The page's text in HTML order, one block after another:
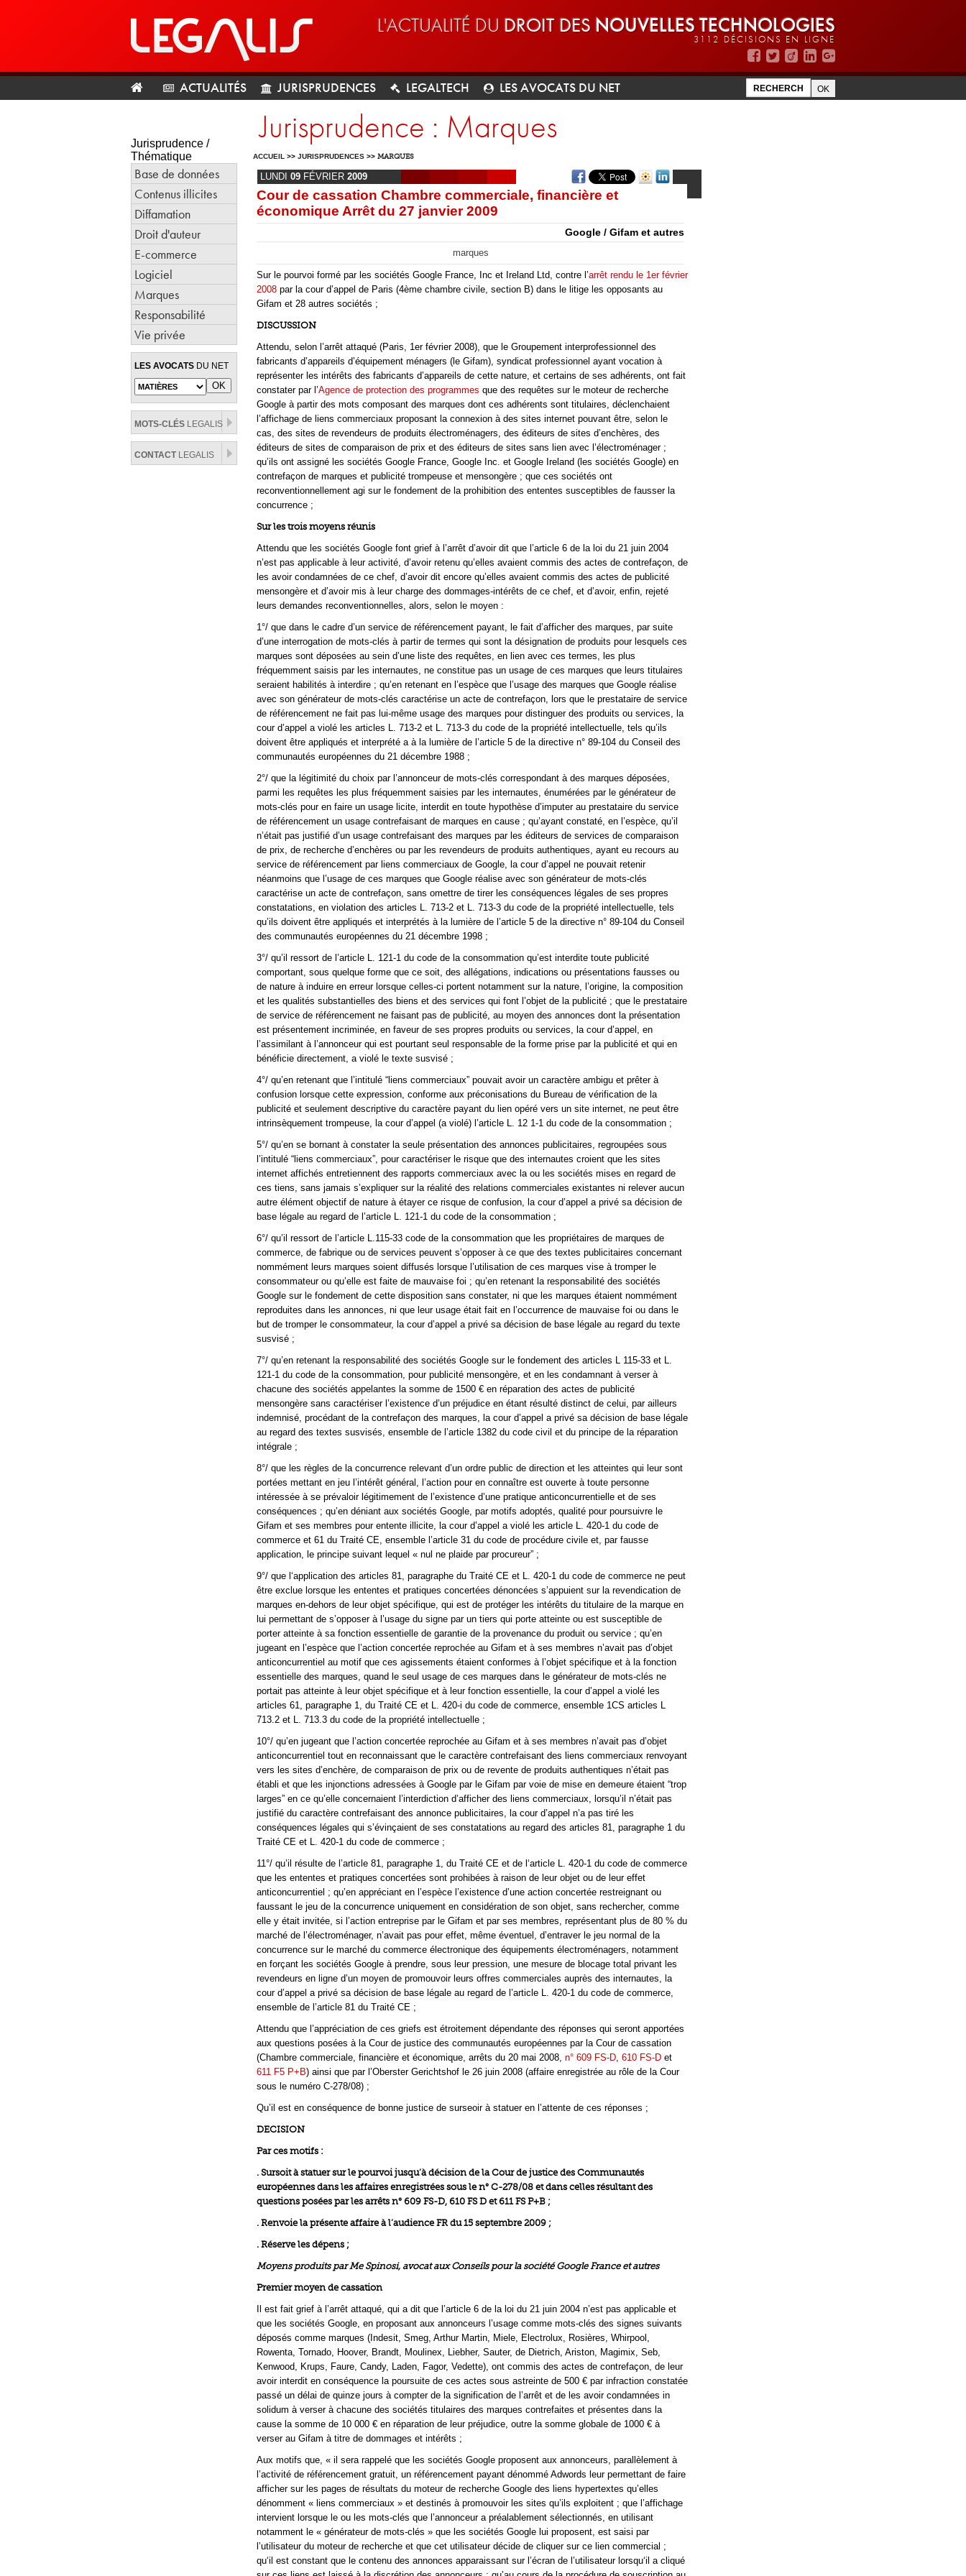
L'ACTUALITÉ DU DROIT DES NOUVELLES TECHNOLOGIES
3112 DÉCISIONS EN LIGNE
ACTUALITÉS JURISPRUDENCES LEGALTECH LES AVOCATS DU NET
Jurisprudence /
Thématique
Base de données
Contenus illicites
Diffamation
Droit d'auteur
E-commerce
Logiciel
Marques
Responsabilité
Vie privée
LES AVOCATS DU NET
MOTS-CLÉS LEGALIS
CONTACTLEGALIS
Jurisprudence : Marques
ACCUEIL >> JURISPRUDENCES >> MARQUES
LUNDI 09 FÉVRIER 2009
Cour de cassation Chambre commerciale, financière et
économique Arrêt du 27 janvier 2009
Google / Gifam et autres
marques
Sur le pourvoi formé par les sociétés Google France, Inc et Ireland Ltd, contre l’arrêt rendu le 1er février
2008 par la cour d’appel de Paris (4ème chambre civile, section B) dans le litige les opposants au
Gifam et 28 autres sociétés ;
DISCUSSION
Attendu, selon l’arrêt attaqué (Paris, 1er février 2008), que le Groupement interprofessionnel des
fabricants d’appareils d’équipement ménagers (le Gifam), syndicat professionnel ayant vocation à
représenter les intérêts des fabricants d’appareils de cette nature, et certains de ses adhérents, ont fait
constater par l’Agence de protection des programmes que des requêtes sur le moteur de recherche
Google à partir des mots composant des marques dont ces adhérents sont titulaires, déclenchaient
l’affichage de liens commerciaux proposant la connexion à des sites internet pouvant être, selon le
cas, des sites de revendeurs de produits électroménagers, des éditeurs de sites d’enchères, des
éditeurs de sites de comparaison de prix et des éditeurs de sites sans lien avec l’électroménager ;
qu’ils ont assigné les sociétés Google France, Google Inc. et Google Ireland (les sociétés Google) en
contrefaçon de marques et publicité trompeuse et mensongère ; que ces sociétés ont
reconventionnellement agi sur le fondement de la prohibition des ententes susceptibles de fausser la
concurrence ;
Sur les trois moyens réunis
Attendu que les sociétés Google font grief à l’arrêt d’avoir dit que l’article 6 de la loi du 21 juin 2004
n’est pas applicable à leur activité, d’avoir retenu qu’elles avaient commis des actes de contrefaçon, de
les avoir condamnées de ce chef, d’avoir dit encore qu’elles avaient commis des actes de publicité
mensongère et d’avoir mis à leur charge des dommages-intérêts de ce chef, et d’avoir, enfin, rejeté
leurs demandes reconventionnelles, alors, selon le moyen :
1°/ que dans le cadre d’un service de référencement payant, le fait d’afficher des marques, par suite
d’une interrogation de mots-clés à partir de termes qui sont la désignation de produits pour lesquels ces
marques sont déposées au sein d’une liste des requêtes, en lien avec ces termes, les plus
fréquemment saisis par les internautes, ne constitue pas un usage de ces marques que leurs titulaires
seraient habilités à interdire ; qu’en retenant en l’espèce que l’usage des marques que Google réalise
avec son générateur de mots-clés caractérise un acte de contrefaçon, lors que le prestataire de service
de référencement ne fait pas lui-même usage des marques pour distinguer des produits ou services, la
cour d’appel a violé les articles L. 713-2 et L. 713-3 du code de la propriété intellectuelle, tels qu’ils
doivent être appliqués et interprété a à la lumière de l’article 5 de la directive n° 89-104 du Conseil des
communautés européennes du 21 décembre 1988 ;
2°/ que la légitimité du choix par l’annonceur de mots-clés correspondant à des marques déposées,
parmi les requêtes les plus fréquemment saisies par les internautes, énumérées par le générateur de
mots-clés pour en faire un usage licite, interdit en toute hypothèse d’imputer au prestataire du service
de référencement un usage contrefaisant de marques en cause ; qu’ayant constaté, en l’espèce, qu’il
n’était pas justifié d’un usage contrefaisant des marques par les éditeurs de services de comparaison
de prix, de recherche d’enchères ou par les revendeurs de produits authentiques, ayant eu recours au
service de référencement par liens commerciaux de Google, la cour d’appel ne pouvait retenir
néanmoins que l’usage de ces marques que Google réalise avec son générateur de mots-clés
caractérise un acte de contrefaçon, sans omettre de tirer les conséquences légales de ses propres
constatations, en violation des articles L. 713-2 et L. 713-3 du code de la propriété intellectuelle, tels
qu’ils doivent être appliqués et interprétés à la lumière de l’article 5 de la directive n° 89-104 du Conseil
des communautés européennes du 21 décembre 1998 ;
3°/ qu’il ressort de l’article L. 121-1 du code de la consommation qu’est interdite toute publicité
comportant, sous quelque forme que ce soit, des allégations, indications ou présentations fausses ou
de nature à induire en erreur lorsque celles-ci portent notamment sur la nature, l’origine, la composition
et les qualités substantielles des biens et des services qui font l’objet de la publicité ; que le prestataire
de service de référencement ne faisant pas de publicité, au moyen des annonces dont la présentation
est présentement incriminée, en faveur de ses propres produits ou services, la cour d’appel, en
l’assimilant à l’annonceur qui est pourtant seul responsable de la forme prise par la publicité et qui en
bénéficie directement, a violé le texte susvisé ;
4°/ qu’en retenant que l’intitulé “liens commerciaux” pouvait avoir un caractère ambigu et prêter à
confusion lorsque cette expression, conforme aux préconisations du Bureau de vérification de la
publicité et seulement descriptive du caractère payant du lien opéré vers un site internet, ne peut être
intrinsèquement trompeuse, la cour d’appel (a violé) l’article L. 12 1-1 du code de la consommation ;
5°/ qu’en se bornant à constater la seule présentation des annonces publicitaires, regroupées sous
l’intitulé “liens commerciaux”, pour caractériser le risque que des internautes croient que les sites
internet affichés entretiennent des rapports commerciaux avec la ou les sociétés mises en regard de
ces tiens, sans jamais s’expliquer sur la réalité des relations commerciales existantes ni relever aucun
autre élément objectif de nature à étayer ce risque de confusion, la cour d’appel a privé sa décision de
base légale au regard de l’article L. 121-1 du code de la consommation ;
6°/ qu’il ressort de l’article L.115-33 code de la consommation que les propriétaires de marques de
commerce, de fabrique ou de services peuvent s’opposer à ce que des textes publicitaires concernant
nommément leurs marques soient diffusés lorsque l’utilisation de ces marques vise à tromper le
consommateur ou qu’elle est faite de mauvaise foi ; qu’en retenant la responsabilité des sociétés
Google sur le fondement de cette disposition sans constater, ni que les marques étaient nommément
reproduites dans les annonces, ni que leur usage était fait en l’occurrence de mauvaise foi ou dans le
but de tromper le consommateur, la cour d’appel a privé sa décision de base légale au regard du texte
susvisé ;
7°/ qu’en retenant la responsabilité des sociétés Google sur le fondement des articles L 115-33 et L.
121-1 du code de la consommation, pour publicité mensongère, et en les condamnant à verser à
chacune des sociétés appelantes la somme de 1500 € en réparation des actes de publicité
mensongère sans caractériser l’existence d’un préjudice en étant résulté distinct de celui, par ailleurs
indemnisé, procédant de la contrefaçon des marques, la cour d’appel a privé sa décision de base légale
au regard des textes susvisés, ensemble de l’article 1382 du code civil et du principe de la réparation
intégrale ;
8°/ que les règles de la concurrence relevant d’un ordre public de direction et les atteintes qui leur sont
portées mettant en jeu l’intérêt général, l’action pour en connaître est ouverte à toute personne
intéressée à se prévaloir légitimement de l’existence d’une pratique anticoncurrentielle et de ses
conséquences ; qu’en déniant aux sociétés Google, par motifs adoptés, qualité pour poursuivre le
Gifam et ses membres pour entente illicite, la cour d’appel a violé les article L. 420-1 du code de
commerce et 61 du Traité CE, ensemble l’article 31 du code de procédure civile et, par fausse
application, le principe suivant lequel « nul ne plaide par procureur” ;
9°/ que l‘application des articles 81, paragraphe du Traité CE et L. 420-1 du code de commerce ne peut
être exclue lorsque les ententes et pratiques concertées dénoncées s’appuient sur la revendication de
marques en-dehors de leur objet spécifique, qui est de protéger les intérêts du titulaire de la marque en
lui permettant de s’opposer à l’usage du signe par un tiers qui porte atteinte ou est susceptible de
porter atteinte à sa fonction essentielle de garantie de la provenance du produit ou service ; qu’en
jugeant en l’espèce que l’action concertée reprochée au Gifam et à ses membres n’avait pas d’objet
anticoncurrentiel au motif que ces agissements étaient conformes à l’objet spécifique et à la fonction
essentielle des marques, quand le seul usage de ces marques dans le générateur de mots-clés ne
portait pas atteinte à leur objet spécifique et à leur fonction essentielle, la cour d’appel a violé les
articles 61, paragraphe 1, du Traité CE et L. 420-i du code de commerce, ensemble 1CS articles L
713.2 et L. 713.3 du code de la propriété intellectuelle ;
10°/ qu’en jugeant que l’action concertée reprochée au Gifam et à ses membres n’avait pas d’objet
anticoncurrentiel tout en reconnaissant que le caractère contrefaisant des liens commerciaux renvoyant
vers les sites d’enchère, de comparaison de prix ou de revente de produits authentiques n’était pas
établi et que les injonctions adressées à Google par le Gifam par voie de mise en demeure étaient “trop
larges” en ce qu’elle concernaient l’interdiction d’afficher des liens commerciaux, lorsqu’il n’était pas
justifié du caractère contrefaisant des annonce publicitaires, la cour d’appel n’a pas tiré les
conséquences légales qui s’évinçaient de ses constatations au regard des articles 81, paragraphe 1 du
Traité CE et L. 420-1 du code de commerce ;
11°/ qu’il résulte de l’article 81, paragraphe 1, du Traité CE et de l‘article L. 420-1 du code de commerce
que les ententes et pratiques concertées sont prohibées à raison de leur objet ou de leur effet
anticoncurrentiel ; qu’en appréciant en l’espèce l’existence d’une action concertée restreignant ou
faussant le jeu de la concurrence uniquement en considération de son objet, sans rechercher, comme
elle y était invitée, si l’action entreprise par le Gifam et par ses membres, représentant plus de 80 % du
marché de l’électroménager, n’avait pas pour effet, même éventuel, d’entraver le jeu normal de la
concurrence sur le marché du commerce électronique des équipements électroménagers, notamment
en forçant les sociétés Google à prendre, sous leur pression, une mesure de blocage total privant les
revendeurs en ligne d’un moyen de promouvoir leurs offres commerciales auprès des internautes, la
cour d’appel a privé sa décision de base légale au regard de l’article L. 420-1 du code de commerce,
ensemble de l’article 81 du Traité CE ;
Attendu que l’appréciation de ces griefs est étroitement dépendante des réponses qui seront apportées
aux questions posées à la Cour de justice des communautés européennes par la Cour de cassation
(Chambre commerciale, financière et économique, arrêts du 20 mai 2008, n° 609 FS-D, 610 FS-D et
611 F5 P+B) ainsi que par l’Oberster Gerichtshof le 26 juin 2008 (affaire enregistrée au rôle de la Cour
sous le numéro C-278/08) ;
Qu’il est en conséquence de bonne justice de surseoir à statuer en l’attente de ces réponses ;
DECISION
Par ces motifs :
. Sursoit à statuer sur le pourvoi jusqu’à décision de la Cour de justice des Communautés
européennes dans les affaires enregistrées sous le n° C-278/08 et dans celles résultant des
questions posées par les arrêts n° 609 FS-D, 610 FS D et 611 FS P+B ;
. Renvoie la présente affaire à l’audience FR du 15 septembre 2009 ;
. Réserve les dépens ;
Moyens produits par Me Spinosi, avocat aux Conseils pour la société Google France et autres
Premier moyen de cassation
Il est fait grief à l’arrêt attaqué, qui a dit que l’article 6 de la loi du 21 juin 2004 n’est pas applicable et
que les sociétés Google, en proposant aux annonceurs l’usage comme mots-clés des signes suivants
déposés comme marques (Indesit, Smeg, Arthur Martin, Miele, Electrolux, Rosières, Whirpool,
Rowenta, Tornado, Hoover, Brandt, Moulinex, Liebher, Sauter, de Dietrich, Ariston, Magimix, Seb,
Kenwood, Krups, Faure, Candy, Laden, Fagor, Vedette), ont commis des actes de contrefaçon, de leur
avoir interdit en conséquence la poursuite de ces actes sous astreinte de 500 € par infraction constatée
passé un délai de quinze jours à compter de la signification de l’arrêt et de les avoir condamnées in
solidum à verser à chacune des sociétés titulaires des marques contrefaites et présentes dans la
cause la somme de 10 000 € en réparation de leur préjudice, outre la somme globale de 1000 € à
verser au Gifam à titre de dommages et intérêts ;
Aux motifs que, « il sera rappelé que les sociétés Google proposent aux annonceurs, parallèlement à
l’activité de référencement gratuit, un référencement payant dénommé Adwords leur permettant de faire
afficher sur les pages de résultats du moteur de recherche Google des liens hypertextes qu’elles
dénomment « liens commerciaux » et destinés à promouvoir les sites qu’ils exploitent ; que l’affichage
intervient lorsque le ou les mots-clés que l’annonceur a préalablement sélectionnés, en utilisant
notamment le « générateur de mots-clés » que les sociétés Google lui proposent, est saisi par
l’utilisateur du moteur de recherche et que cet utilisateur décide de cliquer sur ce lien commercial ;
qu‘il est constant que le contenu des annonces apparaissant sur l’écran de l’utilisateur lorsqu‘il a cliqué